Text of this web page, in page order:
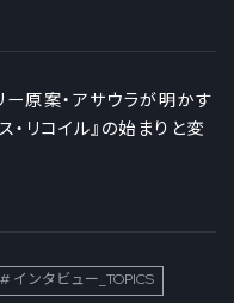
ー原案・アサウラが明かす
・リコイル』の始まりと変
インタビュー_TOPICS